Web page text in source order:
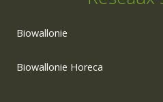
Biowallonie
Biowallonie Horeca